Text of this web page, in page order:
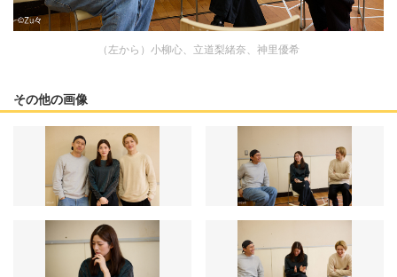
（左から）小柳心、立道梨緒奈、神里優希
その他の画像